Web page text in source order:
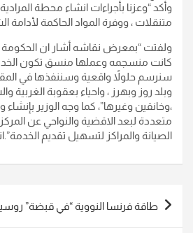
متنقلات ، ووفرة المواد الحاكمة لأدامة
ولفتت “بمعرض نقاشه أشار ان الحكومة
كانت منسجمه وعملها منسق تكون
سنرسم حلولاً واقعية وسننفذها في
وبلد روز وبهرز ، واحياء بعقوبة الغربية
،وخانقين وغيرها”، كما وجه الوزير
متعددة لبعد الاقضية والنواحي عن
الصيانة والمراكز لتسهيل تقديم
تصفّح
المقالات
طاقة فرنسا النووية “في قبضة”